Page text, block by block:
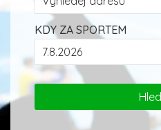
KDY ZA SPORTEM